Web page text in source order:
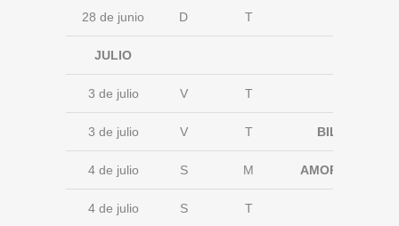
28 de junio D T
JULIO
3 de julio V T
3 de julio V T BILBAO
4 de julio S M AMOREBIETA
4 de julio S T